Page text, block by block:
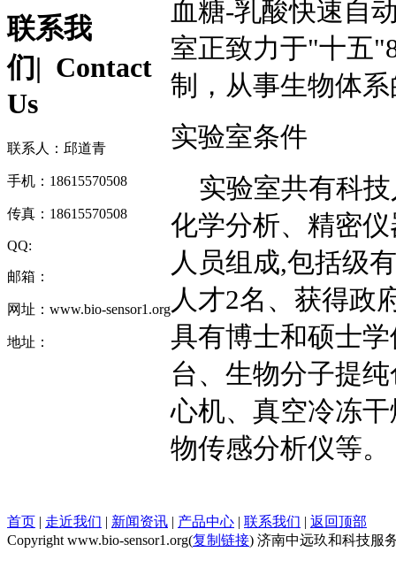
联系我
们| Contact
Us
联系人：邱道青
手机：18615570508
传真：18615570508
QQ:
邮箱：
网址：www.bio-sensor1.org
地址：
血糖-乳酸快速自
室正致力于"十五
制，从事生物体
实验室条件
实验室共有科
化学分析、精密
人员组成,包括级
人才2名、获得政
具有博士和硕士
台、生物分子提
心机、真空冷冻
物传感分析仪等。
首页 | 走近我们 | 新闻资讯 | 产品中心 | 联系我们 | 返回顶部
Copyright www.bio-sensor1.org(复制链接) 济南中远玖和科技服